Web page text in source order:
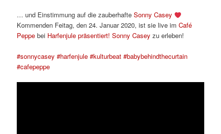
… und Einstimmung auf die zauberhafteSonny Casey
Kommenden Feitag, den 24. Januar 2020, ist sie live imCafé
Peppe bei Harfenjule präsentiert! Sonny Casey zu erleben!
#sonnycasey #harfenjule #kulturbeat #babybehindthecurtain
#cafepeppe